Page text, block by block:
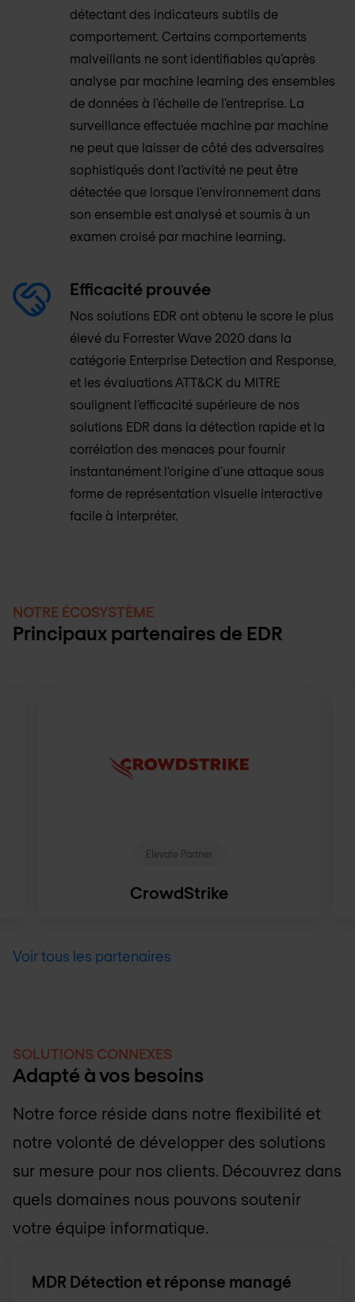
détectant des indicateurs subtils de
comportement. Certains comportements
malveillants ne sont identifiables qu'après
analyse par machine learning des ensembles
de données à l'échelle de l'entreprise. La
surveillance effectuée machine par machine
ne peut que laisser de côté des adversaires
sophistiqués dont l'activité ne peut être
détectée que lorsque l'environnement dans
son ensemble est analysé et soumis à un
examen croisé par machine learning.
Efficacité prouvée
Nos solutions EDR ont obtenu le score le plus
élevé du Forrester Wave 2020 dans la
catégorie Enterprise Detection and Response,
et les évaluations ATT&CK du MITRE
soulignent l’efficacité supérieure de nos
solutions EDR dans la détection rapide et la
corrélation des menaces pour fournir
instantanément l'origine d'une attaque sous
forme de représentation visuelle interactive
facile à interpréter.
NOTRE ÉCOSYSTÈME
Principaux partenaires de EDR
Elevate Partner
CrowdStrike
Voir tous les partenaires
SOLUTIONS CONNEXES
Adapté à vos besoins
Notre force réside dans notre flexibilité et
notre volonté de développer des solutions
sur mesure pour nos clients. Découvrez dans
quels domaines nous pouvons soutenir
votre équipe informatique.
MDR Détection et réponse managé